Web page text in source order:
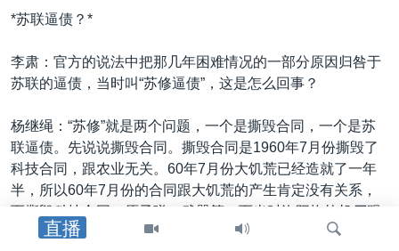
直播
*苏联逼债？*
李肃：官方的说法中把那几年困难情况的一部分原因归咎于
苏联的逼债，当时叫“苏修逼债”，这是怎么回事？
杨继绳：“苏修”就是两个问题，一个是撕毁合同，一个是苏
联逼债。先说说撕毁合同。撕毁合同是1960年7月份撕毁了
科技合同，跟农业无关。60年7月份大饥荒已经造就了一年
半，所以60年7月份的合同跟大饥荒的产生肯定没有关系，
而撕毁科技合同、原子弹、武器等。而当时洛阳拖拉机厂跟
农业有关系，而这家厂正好是1959年建成的。也就是说，苏